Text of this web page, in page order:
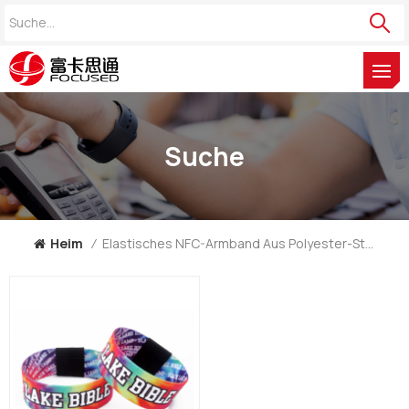
Suche
Heim / Elastisches NFC-Armband Aus Polyester-Stretch